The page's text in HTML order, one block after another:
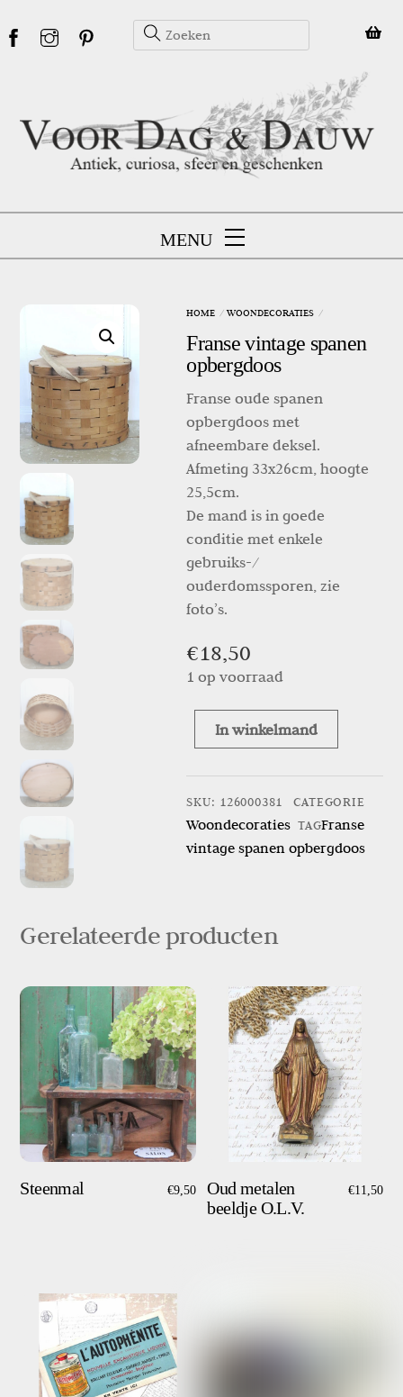
to
MENU
HOME WOONDECORATIES
Franse vintage spanen
opbergdoos
Franse oude spanen
opbergdoos met
afneembare deksel.
Afmeting 33x26cm, hoogte
25,5cm.
De mand is in goede
conditie met enkele
gebruiks-/
ouderdomssporen, zie
foto’s.
€18,50
1 op voorraad
Franse
opbergdoos
aantal
In winkelmand
SKU: 126000381 CATEGORIE
Woondecoraties TAGFranse
vintage spanen opbergdoos
Gerelateerde producten
Steenmal €9,50
Oud metalen
beeldje O.L.V.
€11,50